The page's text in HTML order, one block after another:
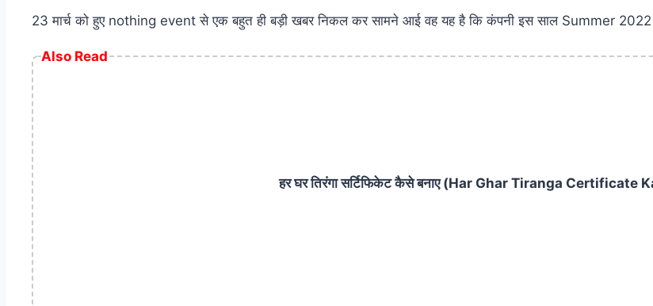
23 मार्च को हुए nothing event से एक बहुत ही बड़ी खबर निकल कर सामने आई वह यह है कि कंपनी इस साल Summer
Also Read
हर घर तिरंगा सर्टिफिकेट कैसे बनाए (Har Ghar Tiranga Certificate